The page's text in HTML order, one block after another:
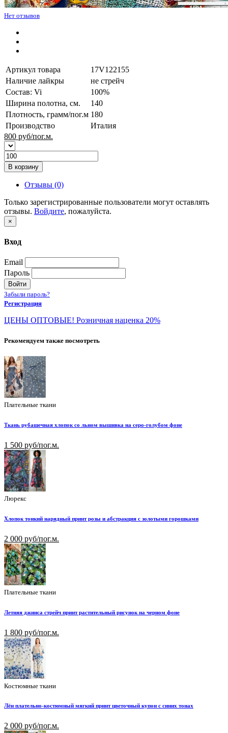
Нет отзывов
Артикул товара
17V122155
Наличие лайкры
не стрейч
Состав: Vi
100%
Ширина полотна, см.
140
Плотность, грамм/пог.м 180
Производство
Италия
800 руб/пог.м.
В корзину
Отзывы (0)
Только зарегистрированные пользователи могут оставлять
отзывы. Войдите, пожалуйста.
×
Вход
Email
Пароль
Войти
Забыли пароль?
Регистрация
ЦЕНЫ ОПТОВЫЕ! Розничная наценка 20%
Рекомендуем также посмотреть
Плательные ткани
Ткань рубашечная хлопок со льном вышивка на серо-голубом фоне
1 500 руб/пог.м.
Люрекс
Хлопок тонкий нарядный принт розы и абстракция с золотыми горошками
2 000 руб/пог.м.
Плательные ткани
Летняя джинса стрейч принт растительный рисунок на черном фоне
1 800 руб/пог.м.
Костюмные ткани
Лён плательно-костюмный мягкий принт цветочный купон с синих тонах
2 000 руб/пог.м.